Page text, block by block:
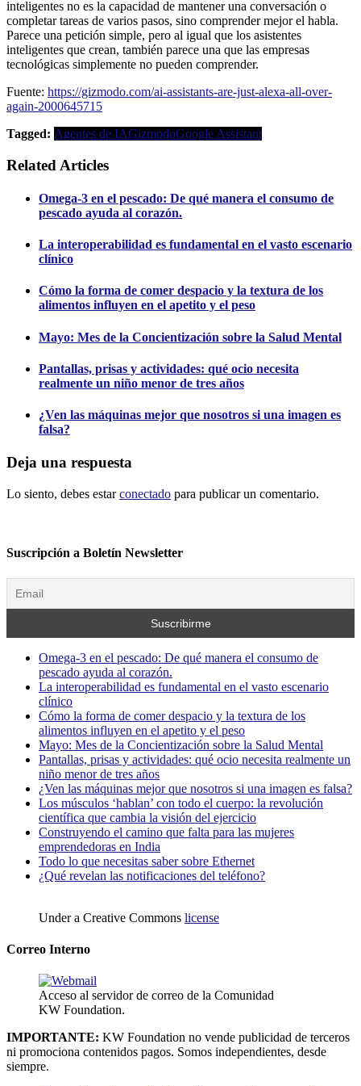
inteligentes no es la capacidad de mantener una conversación o
completar tareas de varios pasos, sino comprender mejor el habla.
Parece una petición simple, pero al igual que los asistentes
inteligentes que crean, también parece una que las empresas
tecnológicas simplemente no pueden comprender.
Fuente: https://gizmodo.com/ai-assistants-are-just-alexa-all-over-
again-2000645715
Tagged: Agentes de IAGizmodoGoogle Assistant
Related Articles
Omega-3 en el pescado: De qué manera el consumo de
pescado ayuda al corazón.
La interoperabilidad es fundamental en el vasto escenario
clínico
Cómo la forma de comer despacio y la textura de los
alimentos influyen en el apetito y el peso
Mayo: Mes de la Concientización sobre la Salud Mental
Pantallas, prisas y actividades: qué ocio necesita
realmente un niño menor de tres años
¿Ven las máquinas mejor que nosotros si una imagen es
falsa?
Deja una respuesta
Lo siento, debes estarconectado para publicar un comentario.
Suscripción a Boletín Newsletter
Omega-3 en el pescado: De qué manera el consumo de
pescado ayuda al corazón.
La interoperabilidad es fundamental en el vasto escenario
clínico
Cómo la forma de comer despacio y la textura de los
alimentos influyen en el apetito y el peso
Mayo: Mes de la Concientización sobre la Salud Mental
Pantallas, prisas y actividades: qué ocio necesita realmente un
niño menor de tres años
¿Ven las máquinas mejor que nosotros si una imagen es falsa?
Los músculos ‘hablan’ con todo el cuerpo: la revolución
científica que cambia la visión del ejercicio
Construyendo el camino que falta para las mujeres
emprendedoras en India
Todo lo que necesitas saber sobre Ethernet
¿Qué revelan las notificaciones del teléfono?
Under a Creative Commons license
Correo Interno
Acceso al servidor de correo de la Comunidad
KW Foundation.
IMPORTANTE: KW Foundation no vende publicidad de terceros
ni promociona contenidos pagos. Somos independientes, desde
siempre.